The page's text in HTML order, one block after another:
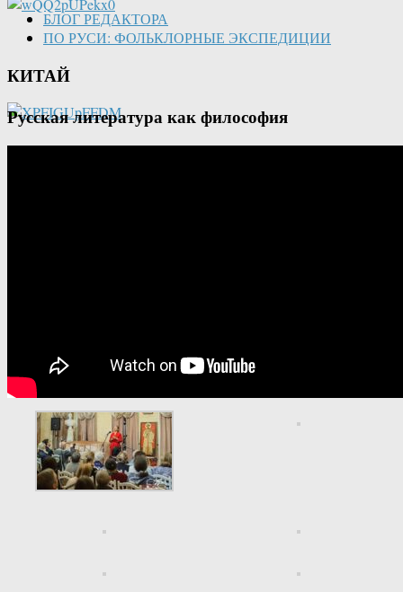
БЛОГ РЕДАКТОРА
ПО РУСИ: ФОЛЬКЛОРНЫЕ ЭКСПЕДИЦИИ
КИТАЙ
Русская литература как философия